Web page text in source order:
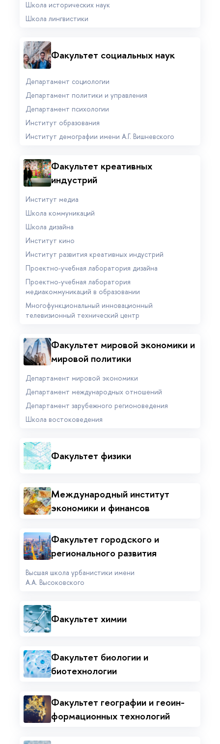
Школа исторических наук
Школа лингвистики
Факультет социальных наук
Департамент социологии
Департамент политики и управления
Департамент психологии
Институт образования
Институт демографии имени А.Г. Вишневского
Факультет креативных
индустрий
Институт медиа
Школа коммуникаций
Школа дизайна
Институт кино
Институт развития креативных индустрий
Проектно-учебная лаборатория дизайна
Проектно-учебная лаборатория
медиакоммуникаций в образовании
Многофункциональный инновационный
телевизионный технический центр
Факультет мировой экономики и
мировой политики
Департамент мировой экономики
Департамент международных отношений
Департамент зарубежного регионоведения
Школа востоковедения
Факультет физики
Международный институт
экономики и финансов
Факультет городского и
регионального развития
Высшая школа урбанистики имени
А.А. Высоковского
Факультет химии
Факультет биологии и
биотехнологии
Факультет географии и гео­ин­
фор­ма­ци­он­ных технологий